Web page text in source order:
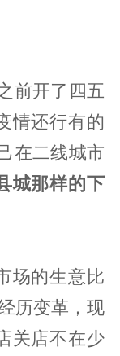
前开了四五
情还行有的
在二线城市
城那样的下
场的生意比
历变革，现
关店不在少